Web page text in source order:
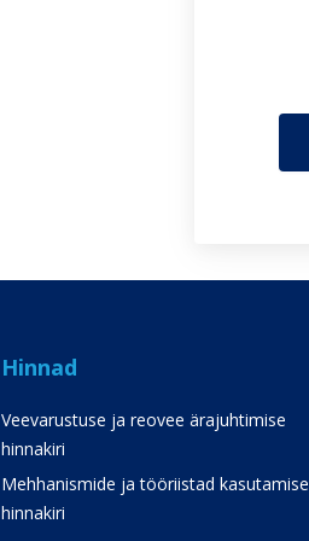
Hinnad
Veevarustuse ja reovee ärajuhtimise
hinnakiri
Mehhanismide ja tööriistad kasutamise
hinnakiri